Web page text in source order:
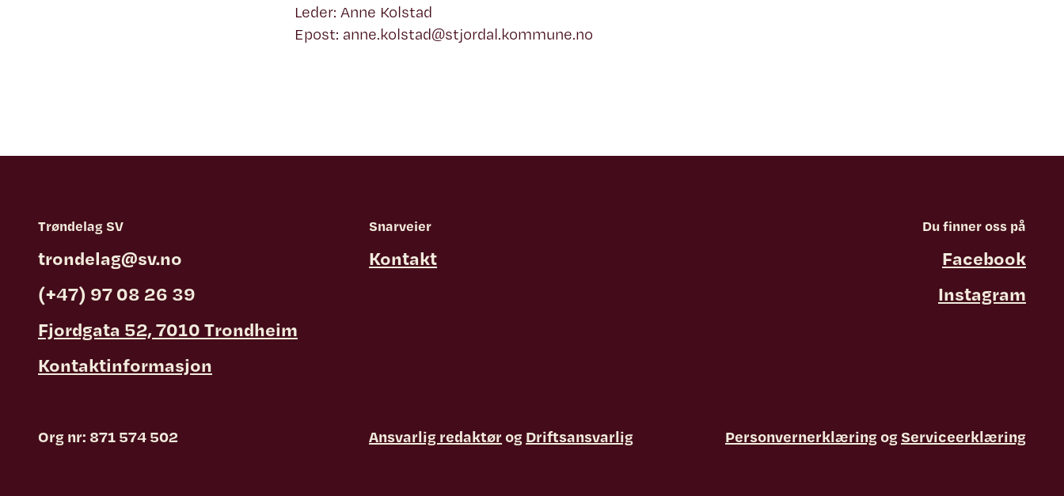
Leder: Anne Kolstad
Epost: anne.kolstad@stjordal.kommune.no
Trøndelag SV
trondelag@sv.no
(+47) 97 08 26 39
Fjordgata 52, 7010 Trondheim
Kontaktinformasjon
Snarveier
Kontakt
Du finner oss på
Facebook
Instagram
Org nr: 871 574 502 Ansvarlig redaktørog Driftsansvarlig Personvernerklæringog Serviceerklæring